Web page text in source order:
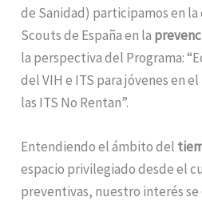
de Sanidad) participamos en la
Scouts de España en la
la perspectiva del Programa:
del VIH e ITS para jóvenes en
las ITS No Rentan”.
Entendiendo el ámbito del
espacio privilegiado desde el
preventivas, nuestro interés se